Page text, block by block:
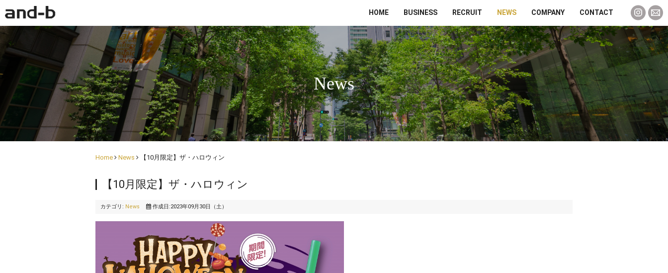
HOME BUSINESS RECRUIT NEWS COMPANY CONTACT
News
Home News 【10月限定】ザ・ハロウィン
【10月限定】ザ・ハロウィン
カテゴリ: News 作成日:2023年09月30日（土）